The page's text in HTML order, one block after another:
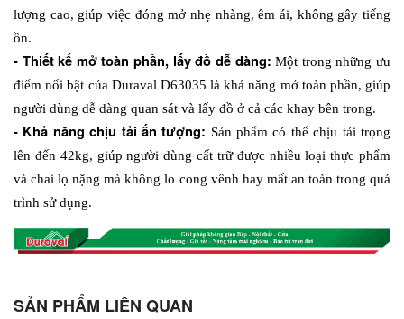
lượng cao, giúp việc đóng mở nhẹ nhàng, êm ái, không gây tiếng
ồn.
- Thiết kế mở toàn phần, lấy đồ dễ dàng: Một trong những ưu
điểm nổi bật của Duraval D63035 là khả năng mở toàn phần, giúp
người dùng dễ dàng quan sát và lấy đồ ở cả các khay bên trong.
- Khả năng chịu tải ấn tượng: Sản phẩm có thể chịu tải trọng
lên đến 42kg, giúp người dùng cất trữ được nhiều loại thực phẩm
và chai lọ nặng mà không lo cong vênh hay mất an toàn trong quá
trình sử dụng.
SẢN PHẨM LIÊN QUAN